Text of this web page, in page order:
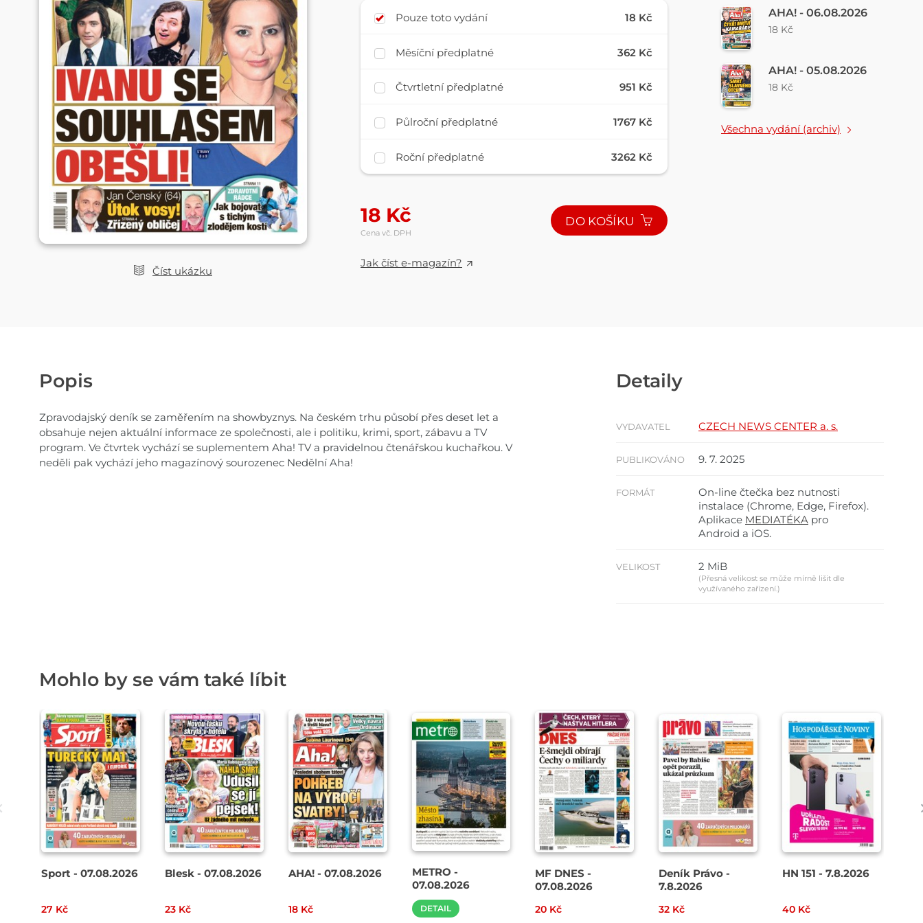
Číst ukázku
Pouze toto vydání 18 Kč
Měsíční předplatné 362 Kč
Čtvrtletní předplatné 951 Kč
Půlroční předplatné 1767 Kč
Roční předplatné 3262 Kč
18 Kč
Cena vč. DPH
DO KOŠÍKU
Jak číst e-magazín?
AHA! - 06.08.2026
18 Kč
AHA! - 05.08.2026
18 Kč
Všechna vydání (archiv)
Popis
Zpravodajský deník se zaměřením na showbyznys. Na českém trhu působí přes deset let a
obsahuje nejen aktuální informace ze společnosti, ale i politiku, krimi, sport, zábavu a TV
program. Ve čtvrtek vychází se suplementem Aha! TV a pravidelnou čtenářskou kuchařkou. V
neděli pak vychází jeho magazínový sourozenec Nedělní Aha!
Detaily
VYDAVATEL CZECH NEWS CENTER a. s.
PUBLIKOVÁNO 9. 7. 2025
FORMÁT
On-line čtečka bez nutnosti
instalace (Chrome, Edge, Firefox).
Aplikace MEDIATÉKA pro
Android a iOS.
VELIKOST 2 MiB
(Přesná velikost se může mírně lišit dle
využívaného zařízení.)
Mohlo by se vám také líbit
Sport - 07.08.2026
27 Kč
Blesk - 07.08.2026
23 Kč
AHA! - 07.08.2026
18 Kč
METRO -
07.08.2026
DETAIL
MF DNES -
07.08.2026
20 Kč
Deník Právo -
7.8.2026
32 Kč
HN 151 - 7.8.2026
40 Kč